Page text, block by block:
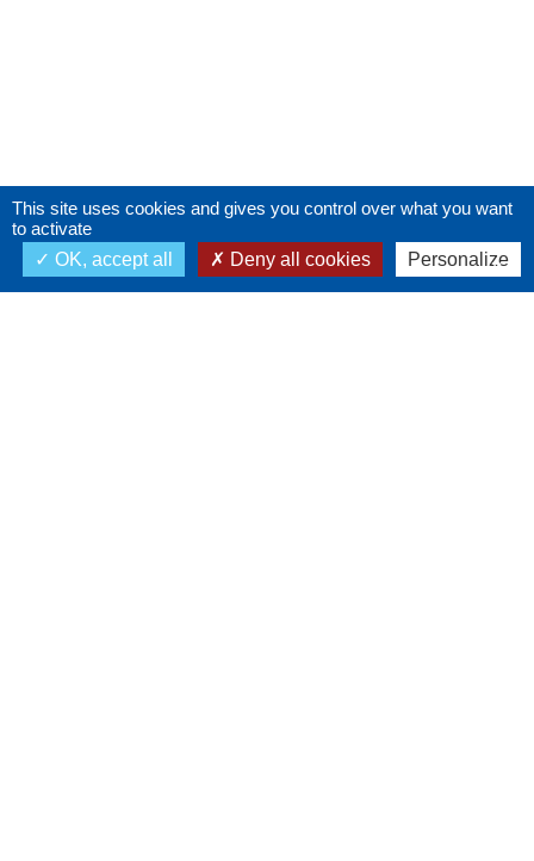
X
This site uses cookies and gives you control over what you want
to activate
OK, accept all
Deny all cookies Personalize